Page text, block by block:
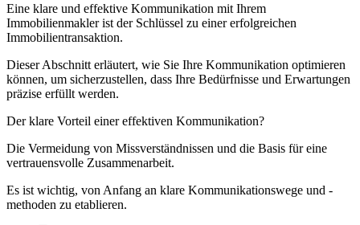
Eine klare und effektive Kommunikation mit Ihrem
Immobilienmakler ist der Schlüssel zu einer erfolgreichen
Immobilientransaktion.
Dieser Abschnitt erläutert, wie Sie Ihre Kommunikation optimieren
können, um sicherzustellen, dass Ihre Bedürfnisse und Erwartungen
präzise erfüllt werden.
Der klare Vorteil einer effektiven Kommunikation?
Die Vermeidung von Missverständnissen und die Basis für eine
vertrauensvolle Zusammenarbeit.
Es ist wichtig, von Anfang an klare Kommunikationswege und -
methoden zu etablieren.